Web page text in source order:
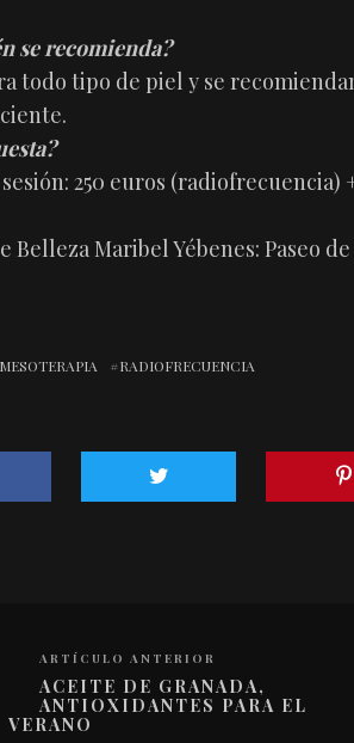
se recomienda?
todo tipo de piel y se
250 euros (radiofrecuencia)
Maribel Yébenes: Paseo de
MESOTERAPIA RADIOFRECUENCIA
ARTÍCULO ANTERIOR
ACEITE DE GRANADA,
ANTIOXIDANTES PARA EL
VERANO